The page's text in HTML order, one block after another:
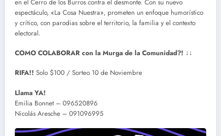
en el Cerro de los Burros contra el desmonte. Con su nuevo
espectáculo, «La Cosa Nuestra», prometen un enfoque humorístico
y crítico, con parodias sobre el territorio, la familia y el contexto
electoral.
COMO COLABORAR con la Murga de la Comunidad?! ↓↓
RIFA!! Solo $100 / Sorteo 10 de Noviembre
Llama YA!
Emilia Bonnet – 096520896
Nicolás Aresche – 091096995